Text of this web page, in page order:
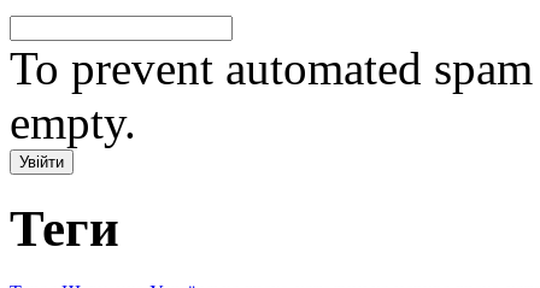
To prevent automated
empty.
Теги